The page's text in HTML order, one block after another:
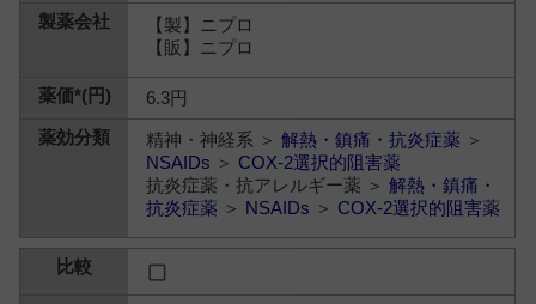
【製】ニプロ
【販】ニプロ
6.3円
精神・神経系 ＞解熱・鎮痛・抗炎症薬 ＞
NSAIDs ＞ COX-2選択的阻害薬
抗炎症薬・抗アレルギー薬 ＞解熱・鎮痛・
抗炎症薬 ＞ NSAIDs ＞ COX-2選択的阻害薬